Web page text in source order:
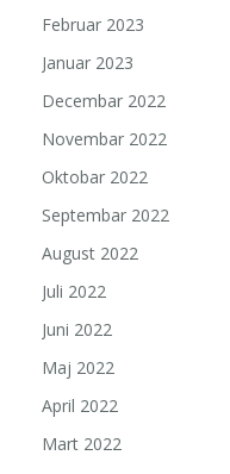
Februar 2023
Januar 2023
Decembar 2022
Novembar 2022
Oktobar 2022
Septembar 2022
August 2022
Juli 2022
Juni 2022
Maj 2022
April 2022
Mart 2022